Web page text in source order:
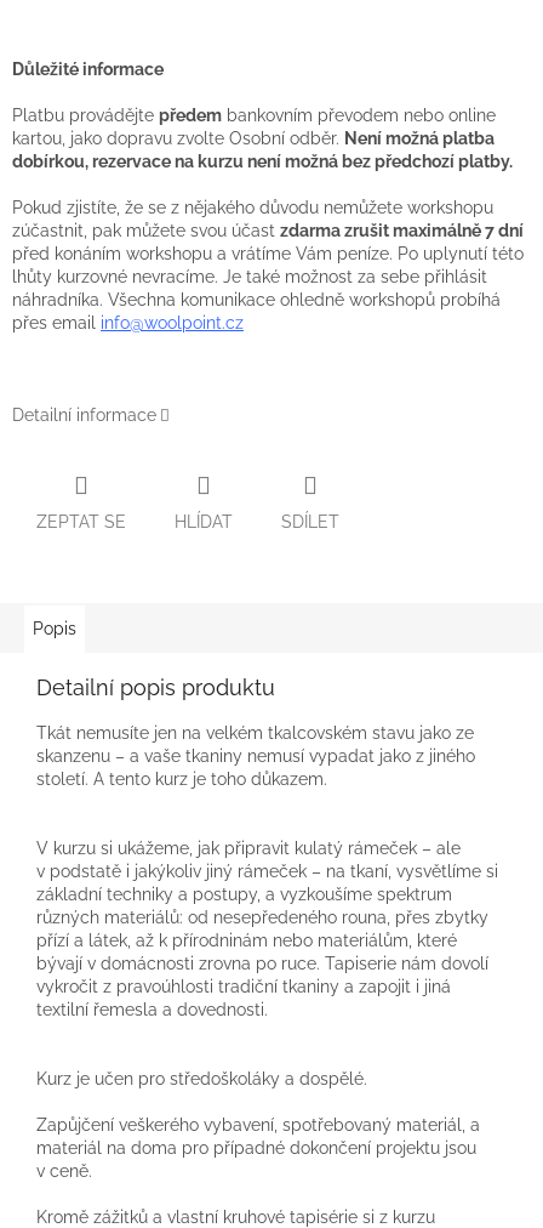
Důležité informace
Platbu provádějte předem bankovním převodem nebo online
kartou, jako dopravu zvolte Osobní odběr. Není možná platba
dobírkou, rezervace na kurzu není možná bez předchozí platby.
Pokud zjistíte, že se z nějakého důvodu nemůžete workshopu
zúčastnit, pak můžete svou účast zdarma zrušit maximálně 7 dní
před konáním workshopu a vrátíme Vám peníze. Po uplynutí této
lhůty kurzovné nevracíme. Je také možnost za sebe přihlásit
náhradníka. Všechna komunikace ohledně workshopů probíhá
přes email info@woolpoint.cz
Detailní informace
ZEPTAT SE HLÍDAT SDÍLET
Popis
Detailní popis produktu
Tkát nemusíte jen na velkém tkalcovském stavu jako ze
skanzenu – a vaše tkaniny nemusí vypadat jako z jiného
století. A tento kurz je toho důkazem.
V kurzu si ukážeme, jak připravit kulatý rámeček – ale
v podstatě i jakýkoliv jiný rámeček – na tkaní, vysvětlíme si
základní techniky a postupy, a vyzkoušíme spektrum
různých materiálů: od nesepředeného rouna, přes zbytky
přízí a látek, až k přírodninám nebo materiálům, které
bývají v domácnosti zrovna po ruce. Tapiserie nám dovolí
vykročit z pravoúhlosti tradiční tkaniny a zapojit i jiná
textilní řemesla a dovednosti.
Kurz je učen pro středoškoláky a dospělé.
Zapůjčení veškerého vybavení, spotřebovaný materiál, a
materiál na doma pro případné dokončení projektu jsou
v ceně.
Kromě zážitků a vlastní kruhové tapisérie si z kurzu